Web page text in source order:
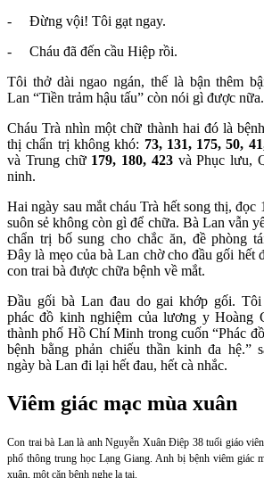
- Đừng vội! Tôi gạt ngay.
- Cháu đã đến cầu Hiệp rồi.
Tôi thở dài ngao ngán, thế là bận thêm
Lan “Tiền trảm hậu tấu” còn nói gì được nữa.
Cháu Trà nhìn một chữ thành hai đó là
thị chẩn trị không khó: 73, 131, 175, 50,
và Trung chữ179, 180, 423và Phục lưu,
ninh.
Hai ngày sau mắt cháu Trà hết song thị, đọc
suôn sẻ không còn gì để chữa. Bà Lan vẫn
chẩn trị bố sung cho chắc ăn, đề phòng
Đây là mẹo của bà Lan chờ cho đầu gối hết
con trai bà được chữa bệnh về mắt.
Đầu gối bà Lan đau do gai khớp gối. Tôi
phác đồ kinh nghiệm của lương y Hoàng
thành phố Hồ Chí Minh trong cuốn “Phác
bệnh bằng phản chiếu thần kinh đa hệ.”
ngày bà Lan đi lại hết đau, hết cà nhắc.
Viêm giác mạc mùa xuân
Con trai bà Lan là anh Nguyễn Xuân Điệp 38 tuổi giáo
phổ thông trung học Lạng Giang. Anh bị bệnh viêm giác
xuân, một căn bệnh nghe lạ tai.